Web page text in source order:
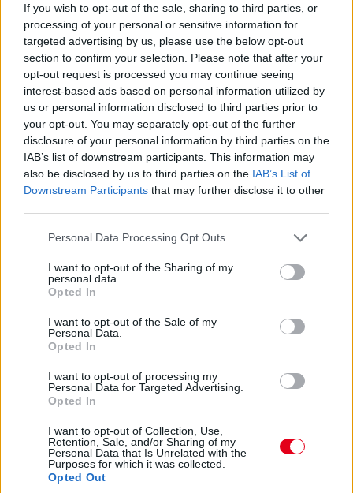
If you wish to opt-out of the sale, sharing to third parties, or
processing of your personal or sensitive information for
targeted advertising by us, please use the below opt-out
section to confirm your selection. Please note that after your
opt-out request is processed you may continue seeing
interest-based ads based on personal information utilized by
us or personal information disclosed to third parties prior to
your opt-out. You may separately opt-out of the further
disclosure of your personal information by third parties on the
IAB’s list of downstream participants. This information may
also be disclosed by us to third parties on the IAB’s List of
Downstream Participants that may further disclose it to other
Please note that this website/app uses one or more Google
not limited to your visit or usage behaviour. You may click to
grant or deny consent to Google and its third-party tags to
use your data for below specified purposes in below Google
consent section.
Personal Data Processing Opt Outs
I want to opt-out of the Sharing of my
personal data.
Opted In
I want to opt-out of the Sale of my
Personal Data.
Opted In
I want to opt-out of processing my
Personal Data for Targeted Advertising.
Opted In
I want to opt-out of Collection, Use,
Retention, Sale, and/or Sharing of my
Personal Data that Is Unrelated with the
Purposes for which it was collected.
Opted Out
Ha ismerőseid figyelmébe ajánlanád a cikket, megteheted az
alábbi gombokkal:
Megosztás e-mailben Megosztás Facebookon
További cikkeink a témában
F1-Archív: Schumacher megbánta a
visszavonulást